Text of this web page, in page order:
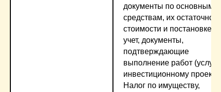
документы по основным
средствам, их остаточной
стоимости и постановке
учет, документы,
подтверждающие
выполнение работ (услуг)
инвестиционному проекту.
Налог по имуществу,